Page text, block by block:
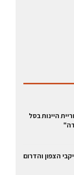
היינות בסל